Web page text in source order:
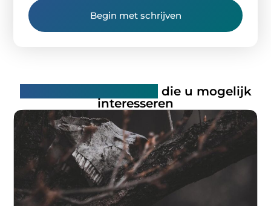
Begin met schrijven
die u mogelijk
interesseren